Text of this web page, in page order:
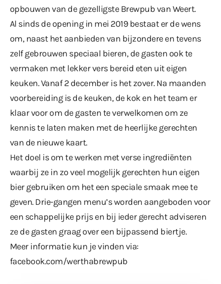
opbouwen van de gezelligste Brewpub van Weert.
Al sinds de opening in mei 2019 bestaat er de wens
om, naast het aanbieden van bijzondere en tevens
zelf gebrouwen speciaal bieren, de gasten ook te
vermaken met lekker vers bereid eten uit eigen
keuken. Vanaf 2 december is het zover. Na maanden
voorbereiding is de keuken, de kok en het team er
klaar voor om de gasten te verwelkomen om ze
kennis te laten maken met de heerlijke gerechten
van de nieuwe kaart.
Het doel is om te werken met verse ingrediënten
waarbij ze in zo veel mogelijk gerechten hun eigen
bier gebruiken om het een speciale smaak mee te
geven. Drie-gangen menu’s worden aangeboden voor
een schappelijke prijs en bij ieder gerecht adviseren
ze de gasten graag over een bijpassend biertje.
Meer informatie kun je vinden via:
facebook.com/werthabrewpub